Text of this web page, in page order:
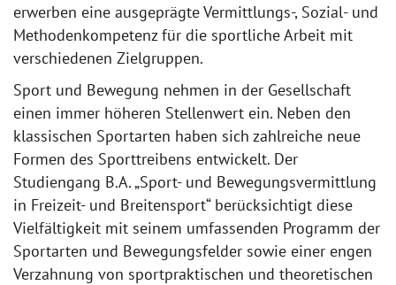
erwerben eine ausgeprägte Vermittlungs-, Sozial- und
Methodenkompetenz für die sportliche Arbeit mit
verschiedenen Zielgruppen.
Sport und Bewegung nehmen in der Gesellschaft
einen immer höheren Stellenwert ein. Neben den
klassischen Sportarten haben sich zahlreiche neue
Formen des Sporttreibens entwickelt. Der
Studiengang B.A. „Sport- und Bewegungsvermittlung
in Freizeit- und Breitensport“ berücksichtigt diese
Vielfältigkeit mit seinem umfassenden Programm der
Sportarten und Bewegungsfelder sowie einer engen
Verzahnung von sportpraktischen und theoretischen